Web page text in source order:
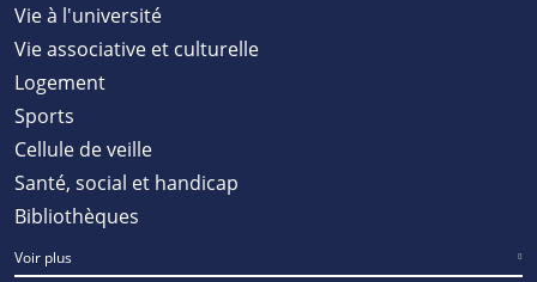
Vie à l'université
Vie associative et culturelle
Logement
Sports
Cellule de veille
Santé, social et handicap
Bibliothèques
Voir plus